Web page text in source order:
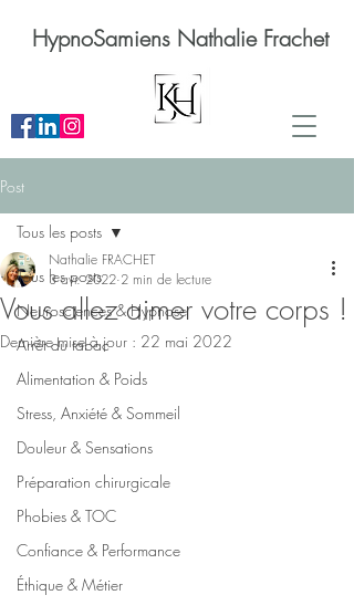
HypnoSamiens Nathalie Frachet
Post
Tous les posts
Neurosciences & Hypnose
Arrêt du tabac
Alimentation & Poids
Stress, Anxiété & Sommeil
Douleur & Sensations
Préparation chirurgicale
Phobies & TOC
Confiance & Performance
Éthique & Métier
Tous les posts
Vous allez aimer votre corps !
Nathalie FRACHET
3 avr. 2022 2 min de lecture
Dernière mise à jour : 22 mai 2022